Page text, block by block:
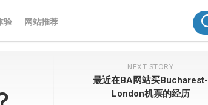
验 网站推荐
NEXT STORY
最近在BA网站买Bucharest-
London机票的经历